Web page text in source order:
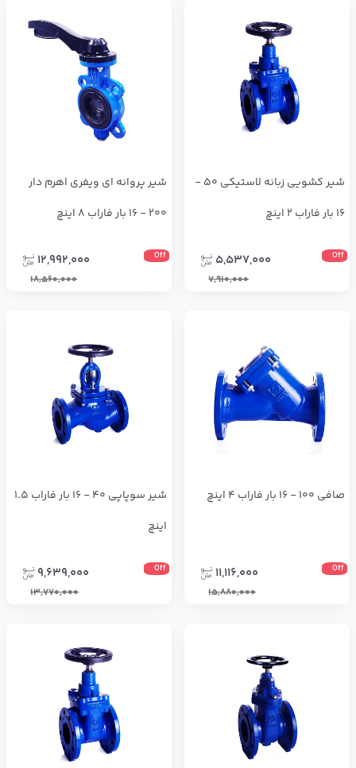
شير كشويي زبانه لاستيكي 50 -
16 بار فاراب 2 اینچ
Off
5,537,000
7,910,000
شير پروانه اي ويفري اهرم دار
200 - 16 بار فاراب 8 اینچ
Off
12,992,000
18,560,000
صافی 100 - 16 بار فاراب 4 اینچ
Off
11,116,000
15,880,000
شير سوپاپي 40 - 16 بار فاراب 1.5
اینچ
Off
9,639,000
13,770,000